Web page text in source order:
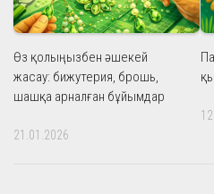
Өз қолыңызбен әшекей
жасау: бижутерия, брошь,
шашқа арналған бұйымдар
21.01.2026